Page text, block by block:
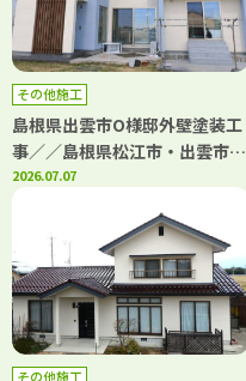
その他施工
島根県出雲市O様邸外壁塗装工
事／／島根県松江市・出雲市・
大田市・雲南市の「きじま塗
装」
2026.07.07
その他施工